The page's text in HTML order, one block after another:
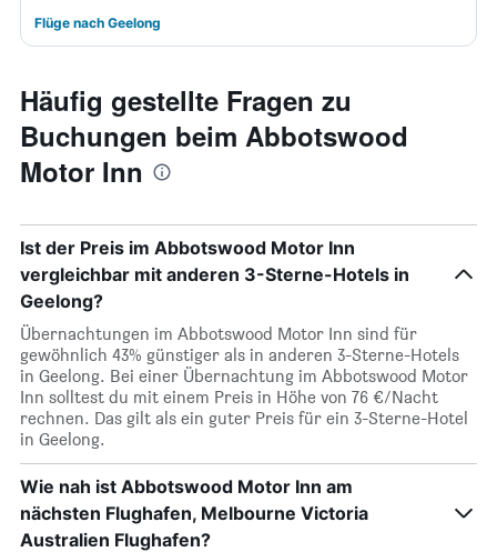
Flüge nach Geelong
Häufig gestellte Fragen zu
Buchungen beim Abbotswood
Motor Inn
Ist der Preis im Abbotswood Motor Inn
vergleichbar mit anderen 3-Sterne-Hotels in
Geelong?
Übernachtungen im Abbotswood Motor Inn sind für
gewöhnlich 43% günstiger als in anderen 3-Sterne-Hotels
in Geelong. Bei einer Übernachtung im Abbotswood Motor
Inn solltest du mit einem Preis in Höhe von 76 €/Nacht
rechnen. Das gilt als ein guter Preis für ein 3-Sterne-Hotel
in Geelong.
Wie nah ist Abbotswood Motor Inn am
nächsten Flughafen, Melbourne Victoria
Australien Flughafen?